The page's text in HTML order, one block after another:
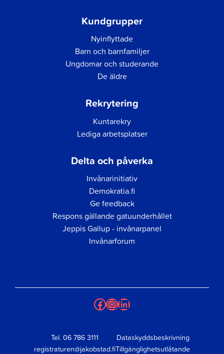
Kundgrupper
Nyinflyttade
Barn och barnfamiljer
Ungdomar och studerande
De äldre
Rekrytering
Kuntarekry
Lediga arbetsplatser
Delta och påverka
Invånarinitiativ
Demokratia.fi
Ge feedback
Respons gällande gatuunderhållet
Jeppis Gallup - invånarpanel
Invånarforum
Facebook
Instagram
LinkedIn
Tel. 06 786 3111
registraturen@jakobstad.fi
Dataskyddsbeskrivning
Tillgänglighetsutlåtande